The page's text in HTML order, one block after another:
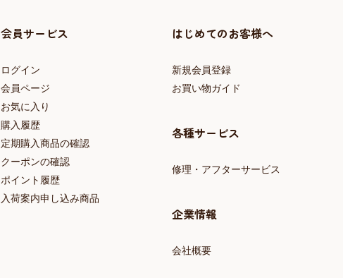
会員サービス
ログイン
会員ページ
お気に入り
購入履歴
定期購入商品の確認
クーポンの確認
ポイント履歴
入荷案内申し込み商品
はじめてのお客様へ
新規会員登録
お買い物ガイド
各種サービス
修理・アフターサービス
企業情報
会社概要